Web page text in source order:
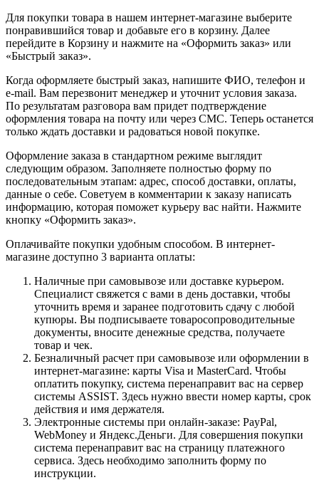
Для покупки товара в нашем интернет-магазине выберите
понравившийся товар и добавьте его в корзину. Далее
перейдите в Корзину и нажмите на «Оформить заказ» или
«Быстрый заказ».
Когда оформляете быстрый заказ, напишите ФИО, телефон и
e-mail. Вам перезвонит менеджер и уточнит условия заказа.
По результатам разговора вам придет подтверждение
оформления товара на почту или через СМС. Теперь останется
только ждать доставки и радоваться новой покупке.
Оформление заказа в стандартном режиме выглядит
следующим образом. Заполняете полностью форму по
последовательным этапам: адрес, способ доставки, оплаты,
данные о себе. Советуем в комментарии к заказу написать
информацию, которая поможет курьеру вас найти. Нажмите
кнопку «Оформить заказ».
Оплачивайте покупки удобным способом. В интернет-
магазине доступно 3 варианта оплаты:
Наличные при самовывозе или доставке курьером.
Специалист свяжется с вами в день доставки, чтобы
уточнить время и заранее подготовить сдачу с любой
купюры. Вы подписываете товаросопроводительные
документы, вносите денежные средства, получаете
товар и чек.
Безналичный расчет при самовывозе или оформлении в
интернет-магазине: карты Visa и MasterCard. Чтобы
оплатить покупку, система перенаправит вас на сервер
системы ASSIST. Здесь нужно ввести номер карты, срок
действия и имя держателя.
Электронные системы при онлайн-заказе: PayPal,
WebMoney и Яндекс.Деньги. Для совершения покупки
система перенаправит вас на страницу платежного
сервиса. Здесь необходимо заполнить форму по
инструкции.